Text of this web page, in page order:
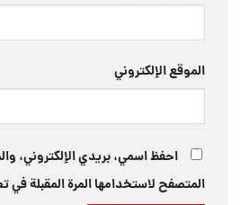
الموقع الإلكتروني
احفظ اسمي، بريدي الإلكتروني،
المتصفح لاستخدامها المرة المقبلة في